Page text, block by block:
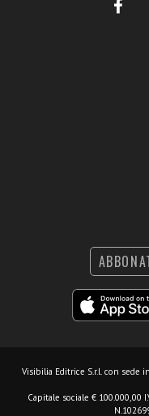
Visibilia Editrice S.r.l. con sede
Capitale sociale € 100.000,00